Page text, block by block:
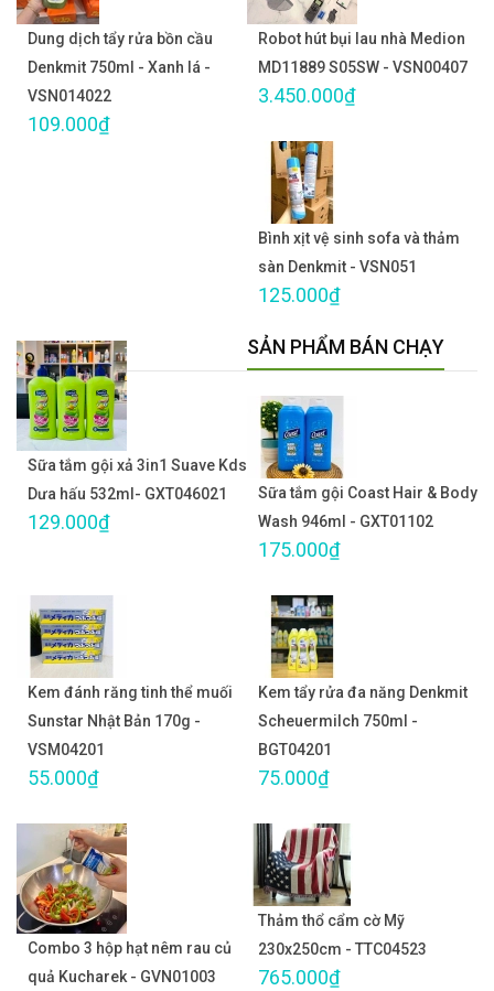
Dung dịch tẩy rửa bồn cầu
Denkmit 750ml - Xanh lá -
VSN014022
109.000₫
Robot hút bụi lau nhà Medion
MD11889 S05SW - VSN00407
3.450.000₫
Bình xịt vệ sinh sofa và thảm
sàn Denkmit - VSN051
125.000₫
Sữa tắm gội xả 3in1 Suave Kds
Dưa hấu 532ml- GXT046021
129.000₫
SẢN PHẨM BÁN CHẠY
Sữa tắm gội Coast Hair & Body
Wash 946ml - GXT01102
175.000₫
Kem đánh răng tinh thể muối
Sunstar Nhật Bản 170g -
VSM04201
55.000₫
Kem tẩy rửa đa năng Denkmit
Scheuermilch 750ml -
BGT04201
75.000₫
Combo 3 hộp hạt nêm rau củ
quả Kucharek - GVN01003
Thảm thổ cẩm cờ Mỹ
230x250cm - TTC04523
765.000₫